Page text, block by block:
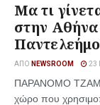
Μα τι
στην
ΑΠΌ NEWSROOM 23
ΠΑΡΑΝΟΜΟ ΤΖΑΜΙ-
χώρο που